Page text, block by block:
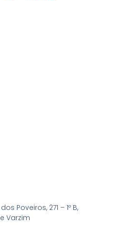
Poveiros, 271 – 1º B,
Varzim